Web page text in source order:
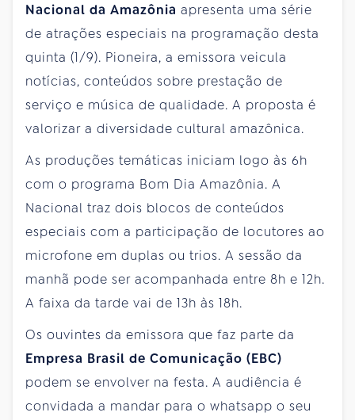
Nacional da Amazônia apresenta uma série
de atrações especiais na programação desta
quinta (1/9). Pioneira, a emissora veicula
notícias, conteúdos sobre prestação de
serviço e música de qualidade. A proposta é
valorizar a diversidade cultural amazônica.
As produções temáticas iniciam logo às 6h
com o programa Bom Dia Amazônia. A
Nacional traz dois blocos de conteúdos
especiais com a participação de locutores ao
microfone em duplas ou trios. A sessão da
manhã pode ser acompanhada entre 8h e 12h.
A faixa da tarde vai de 13h às 18h.
Os ouvintes da emissora que faz parte da
Empresa Brasil de Comunicação (EBC)
podem se envolver na festa. A audiência é
convidada a mandar para o whatsapp o seu